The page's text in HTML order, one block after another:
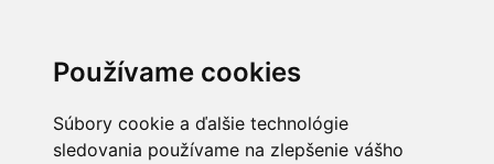
Používame cookies
Súbory cookie a ďalšie technológie
sledovania používame na zlepšenie vášho